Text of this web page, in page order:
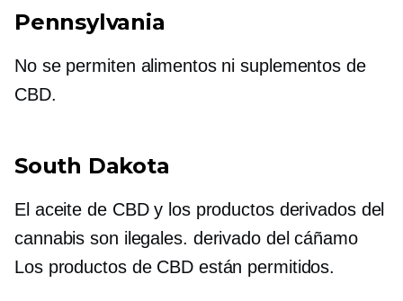
Pennsylvania
No se permiten alimentos ni suplementos de
CBD.
South Dakota
El aceite de CBD y los productos derivados del
cannabis son ilegales. derivado del cáñamo
Los productos de CBD están permitidos.